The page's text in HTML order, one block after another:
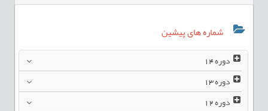
شماره های پیشین
دوره14
دوره13
دوره12